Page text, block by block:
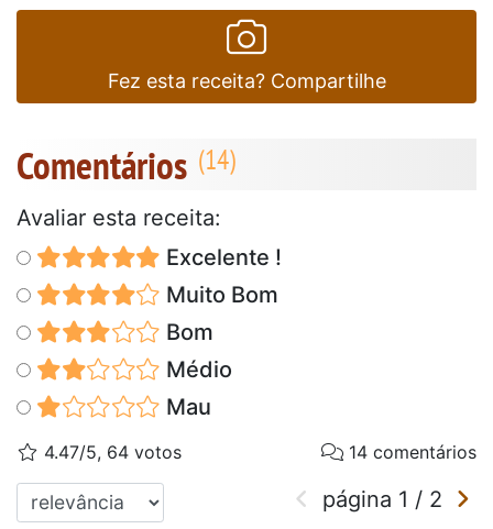
Fez esta receita? Compartilhe
Comentários
Avaliar esta receita:
Excelente !
Muito Bom
Bom
Médio
Mau
4.47/5, 64 votos 14 comentários
página 1 / 2